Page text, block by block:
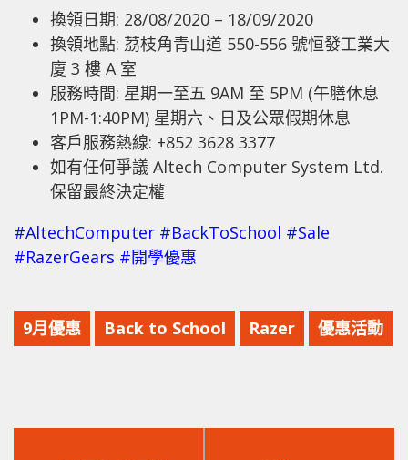
換領日期: 28/08/2020 – 18/09/2020
換領地點: 茘枝角青山道 550-556 號恒發工業大
廈 3 樓 A 室
服務時間: 星期一至五 9AM 至 5PM (午膳休息
1PM-1:40PM) 星期六、日及公眾假期休息
客戶服務熱線: +852 3628 3377
如有任何爭議 Altech Computer System Ltd.
保留最終決定權
#AltechComputer #BackToSchool #Sale
#RazerGears #開學優惠
9月優惠 Back to School Razer 優惠活動